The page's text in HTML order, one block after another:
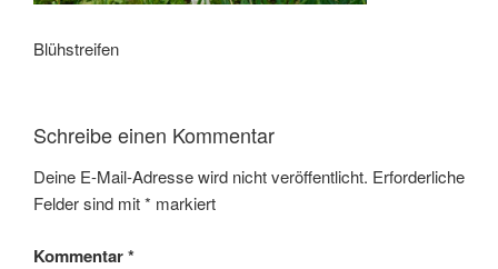
Blühstreifen
Schreibe einen Kommentar
Deine E-Mail-Adresse wird nicht veröffentlicht. Erforderliche
Felder sind mit* markiert
Kommentar*